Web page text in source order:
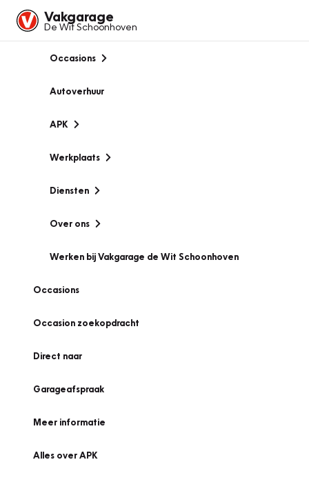
Vakgarage
De Wit Schoonhoven
Occasions
Autoverhuur
APK
Werkplaats
Diensten
Over ons
Werken bij Vakgarage de Wit Schoonhoven
Occasions
Occasion zoekopdracht
Direct naar
Garageafspraak
Meer informatie
Alles over APK